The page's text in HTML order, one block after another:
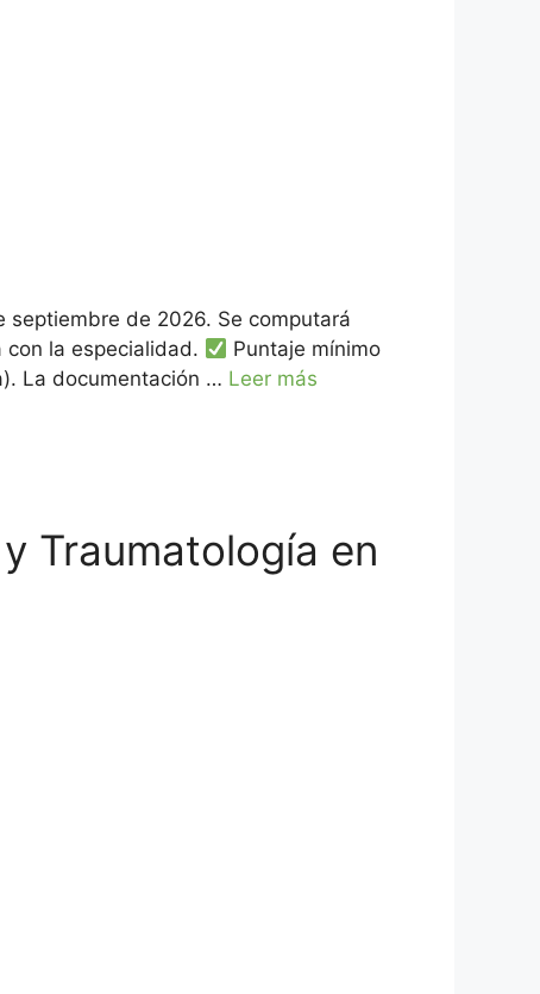
de 2026. Se computará
la especialidad.
Puntaje mínimo
La documentación … Leer más
Traumatología en